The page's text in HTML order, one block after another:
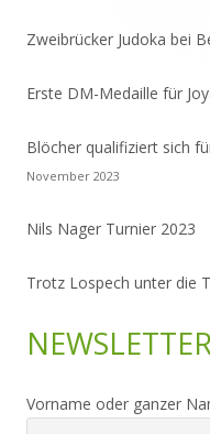
Zweibrücker Judoka bei
Erste DM-Medaille für
Blöcher qualifiziert sich
November 2023
Nils Nager Turnier 2023
Trotz Lospech unter die
Vorname oder ganzer